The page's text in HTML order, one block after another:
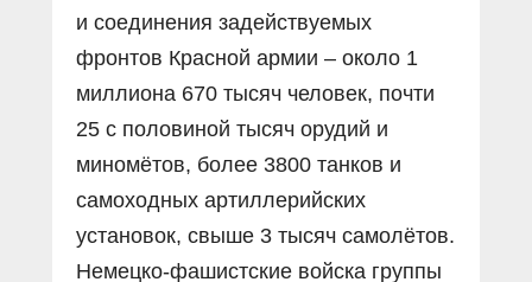
и соединения задействуемых
фронтов Красной армии – около 1
миллиона 670 тысяч человек, почти
25 с половиной тысяч орудий и
миномётов, более 3800 танков и
самоходных артиллерийских
установок, свыше 3 тысяч самолётов.
Немецко-фашистские войска группы